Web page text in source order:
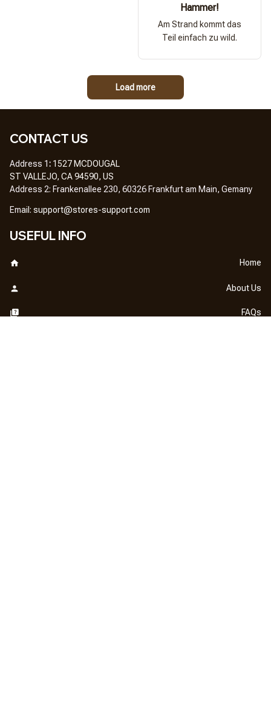
Hammer!
Am Strand kommt das
Teil einfach zu wild.
Load more
CONTACT US
Address 1: 1527 MCDOUGAL
ST VALLEJO, CA 94590, US
Address 2: Frankenallee 230, 60326 Frankfurt am Main, Gemany
Email: support@stores-support.com
USEFUL INFO
Home
About Us
FAQs